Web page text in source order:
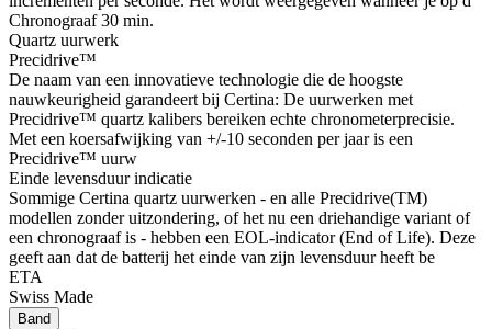
Chronograaf 30 min.
Quartz uurwerk
Precidrive™
De naam van een innovatieve technologie die de hoogste
nauwkeurigheid garandeert bij Certina: De uurwerken met
Precidrive™ quartz kalibers bereiken echte chronometerprecisie.
Met een koersafwijking van +/-10 seconden per jaar is een
Precidrive™ uurw
Einde levensduur indicatie
Sommige Certina quartz uurwerken - en alle Precidrive(TM)
modellen zonder uitzondering, of het nu een driehandige variant of
een chronograaf is - hebben een EOL-indicator (End of Life). Deze
geeft aan dat de batterij het einde van zijn levensduur heeft be
ETA
Swiss Made
Band